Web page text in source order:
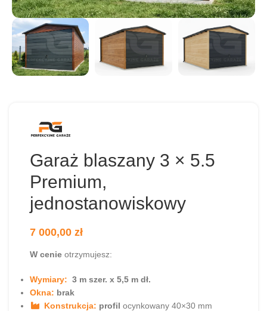
Garaż blaszany 3 × 5.5
Premium,
jednostanowiskowy
7 000,00 zł
W cenie otrzymujesz:
Wymiary: 3 m szer. x 5,5 m dł.
Okna: brak
Konstrukcja: profil ocynkowany 40×30 mm